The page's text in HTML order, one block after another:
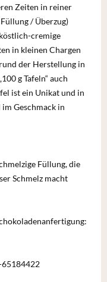
Zeiten in reiner
/ Überzug)
cremige
in kleinen Chargen
der Herstellung in
g Tafeln“ auch
ist ein Unikat und in
Geschmack in
Füllung, die
Schmelz macht